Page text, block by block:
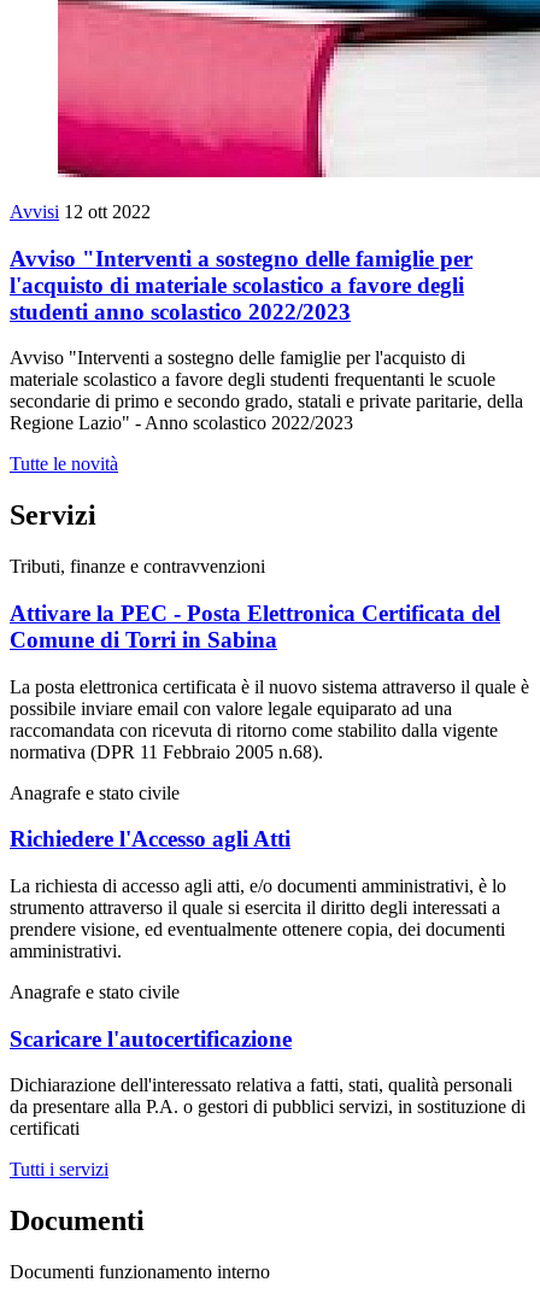
Avvisi 12 ott 2022
Avviso "Interventi a sostegno delle famiglie per
l'acquisto di materiale scolastico a favore degli
studenti anno scolastico 2022/2023
Avviso "Interventi a sostegno delle famiglie per l'acquisto di
materiale scolastico a favore degli studenti frequentanti le scuole
secondarie di primo e secondo grado, statali e private paritarie, della
Regione Lazio" - Anno scolastico 2022/2023
Tutte le novità
Servizi
Tributi, finanze e contravvenzioni
Attivare la PEC - Posta Elettronica Certificata del
Comune di Torri in Sabina
La posta elettronica certificata è il nuovo sistema attraverso il quale è
possibile inviare email con valore legale equiparato ad una
raccomandata con ricevuta di ritorno come stabilito dalla vigente
normativa (DPR 11 Febbraio 2005 n.68).
Anagrafe e stato civile
Richiedere l'Accesso agli Atti
La richiesta di accesso agli atti, e/o documenti amministrativi, è lo
strumento attraverso il quale si esercita il diritto degli interessati a
prendere visione, ed eventualmente ottenere copia, dei documenti
amministrativi.
Anagrafe e stato civile
Scaricare l'autocertificazione
Dichiarazione dell'interessato relativa a fatti, stati, qualità personali
da presentare alla P.A. o gestori di pubblici servizi, in sostituzione di
certificati
Tutti i servizi
Documenti
Documenti funzionamento interno